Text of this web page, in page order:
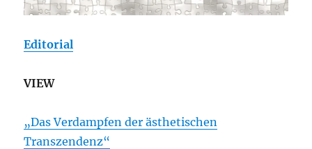
Editorial
VIEW
„Das Verdampfen der ästhetischen
Transzendenz“